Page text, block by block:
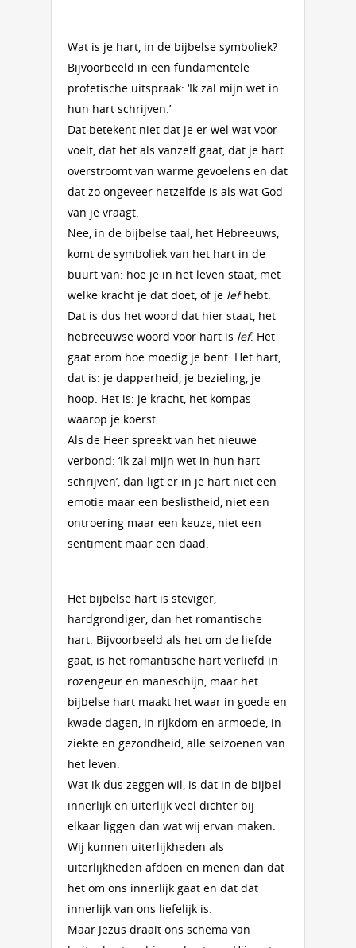
Wat is je hart, in de bijbelse symboliek?
Bijvoorbeeld in een fundamentele
profetische uitspraak: ‘Ik zal mijn wet in
hun hart schrijven.’
Dat betekent niet dat je er wel wat voor
voelt, dat het als vanzelf gaat, dat je hart
overstroomt van warme gevoelens en dat
dat zo ongeveer hetzelfde is als wat God
van je vraagt.
Nee, in de bijbelse taal, het Hebreeuws,
komt de symboliek van het hart in de
buurt van: hoe je in het leven staat, met
welke kracht je dat doet, of je lefhebt.
Dat is dus het woord dat hier staat, het
hebreeuwse woord voor hart is lef. Het
gaat erom hoe moedig je bent. Het hart,
dat is: je dapperheid, je bezieling, je
hoop. Het is: je kracht, het kompas
waarop je koerst.
Als de Heer spreekt van het nieuwe
verbond: ‘Ik zal mijn wet in hun hart
schrijven’, dan ligt er in je hart niet een
emotie maar een beslistheid, niet een
ontroering maar een keuze, niet een
sentiment maar een daad.
Het bijbelse hart is steviger,
hardgrondiger, dan het romantische
hart. Bijvoorbeeld als het om de liefde
gaat, is het romantische hart verliefd in
rozengeur en maneschijn, maar het
bijbelse hart maakt het waar in goede en
kwade dagen, in rijkdom en armoede, in
ziekte en gezondheid, alle seizoenen van
het leven.
Wat ik dus zeggen wil, is dat in de bijbel
innerlijk en uiterlijk veel dichter bij
elkaar liggen dan wat wij ervan maken.
Wij kunnen uiterlijkheden als
uiterlijkheden afdoen en menen dan dat
het om ons innerlijk gaat en dat dat
innerlijk van ons liefelijk is.
Maar Jezus draait ons schema van